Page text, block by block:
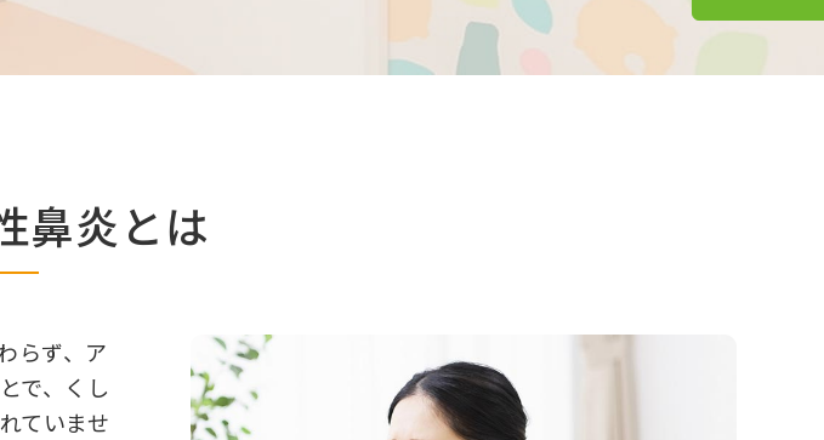
鼻炎とは
らず、ア
で、くし
ていませ